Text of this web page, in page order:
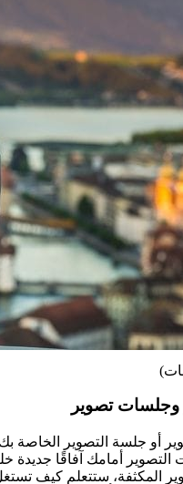
وجلسات تصوير
أو جلسة التصوير الخاصة
التصوير أمامك آفاقًا جديدة
المكثفة، ستتعلم كيف